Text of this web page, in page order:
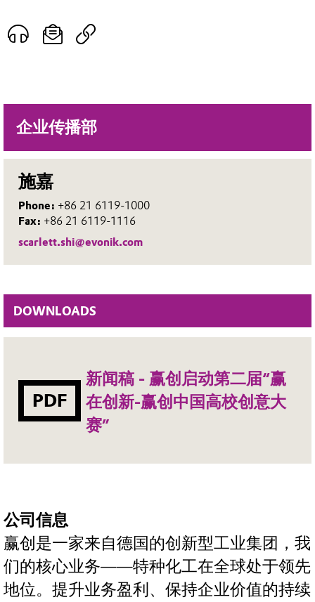
企业传播部
施嘉
Phone: +86 21 6119-1000
Fax: +86 21 6119-1116
scarlett.shi@evonik.com
DOWNLOADS
PDF
新闻稿 - 赢创启动第二届“赢
在创新-赢创中国高校创意大
赛”
公司信息
赢创是一家来自德国的创新型工业集团，我
们的核心业务——特种化工在全球处于领先
地位。提升业务盈利、保持企业价值的持续